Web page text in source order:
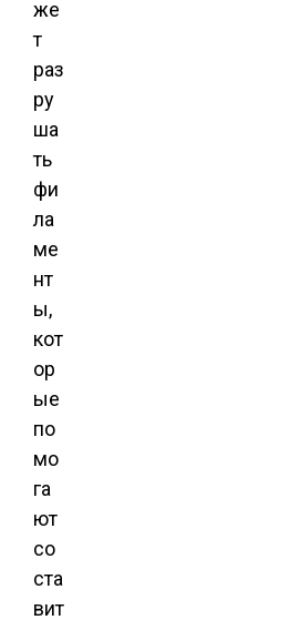
же
т
раз
ру
ша
ть
фи
ла
ме
нт
ы,
кот
ор
ые
по
мо
га
ют
со
ста
вит